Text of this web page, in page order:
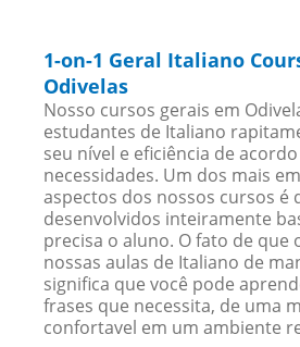
1-on-1 Geral Italiano
Odivelas
Nosso cursos gerais em
estudantes de Italiano
seu nível e eficiência de
necessidades. Um dos mais
aspectos dos nossos cursos é
desenvolvidos inteiramente
precisa o aluno. O fato de que
nossas aulas de Italiano de
significa que você pode
frases que necessita, de uma
confortavel em um ambiente